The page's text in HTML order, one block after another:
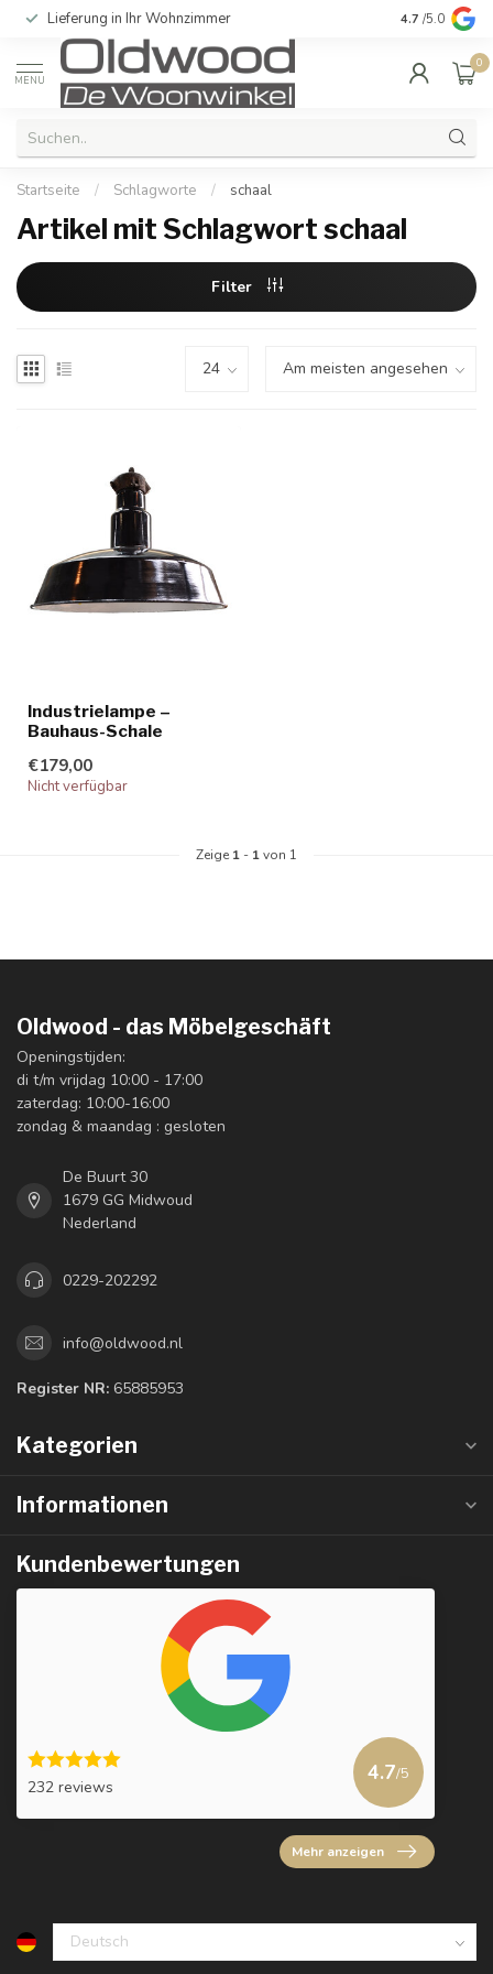
Lieferung in Ihr Wohnzimmer Qualität und
4.7 /5.0
MENU
0
Startseite / Schlagworte / schaal
Artikel mit Schlagwort schaal
Filter
Industrielampe –
Bauhaus-Schale
€179,00
Nicht verfügbar
Zeige 1 - 1von 1
Oldwood - das Möbelgeschäft
Openingstijden:
di t/m vrijdag 10:00 - 17:00
zaterdag: 10:00-16:00
zondag & maandag : gesloten
De Buurt 30
1679 GG Midwoud
Nederland
0229-202292
info@oldwood.nl
Register NR: 65885953
Kategorien
Informationen
Kundenbewertungen
232 reviews
4.7/5
Mehr anzeigen